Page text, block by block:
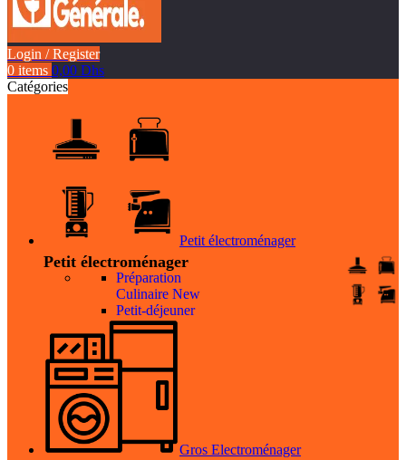
Login / Register
0 items 0,00 Dhs
Catégories
Petit électroménager
Petit électroménager
Préparation
Culinaire New
Petit-déjeuner
Gros Electroménager